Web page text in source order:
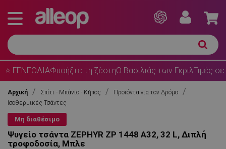
⭐ ΓΕΝΕΘΛΙΑΦυσήξτε τη ζέστηΟ Βασιλιάς των ΓκριλΤιμές σε
Αρχική Σπίτι - Μπάνιο - Κήπος
Προϊόντα για τον Δρόμο
Ισοθερμικές Τσάντες
Μη διαθέσιμο
Ψυγείο τσάντα ZEPHYR ZP 1448 A32, 32 L, Διπλή
τροφοδοσία, Μπλε